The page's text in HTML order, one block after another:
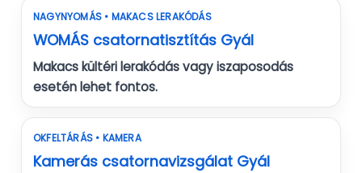
NAGYNYOMÁS • MAKACS LERAKÓDÁS
WOMÁS csatornatisztítás Gyál
Makacs kültéri lerakódás vagy iszaposodás
esetén lehet fontos.
OKFELTÁRÁS • KAMERA
Kamerás csatornavizsgálat Gyál